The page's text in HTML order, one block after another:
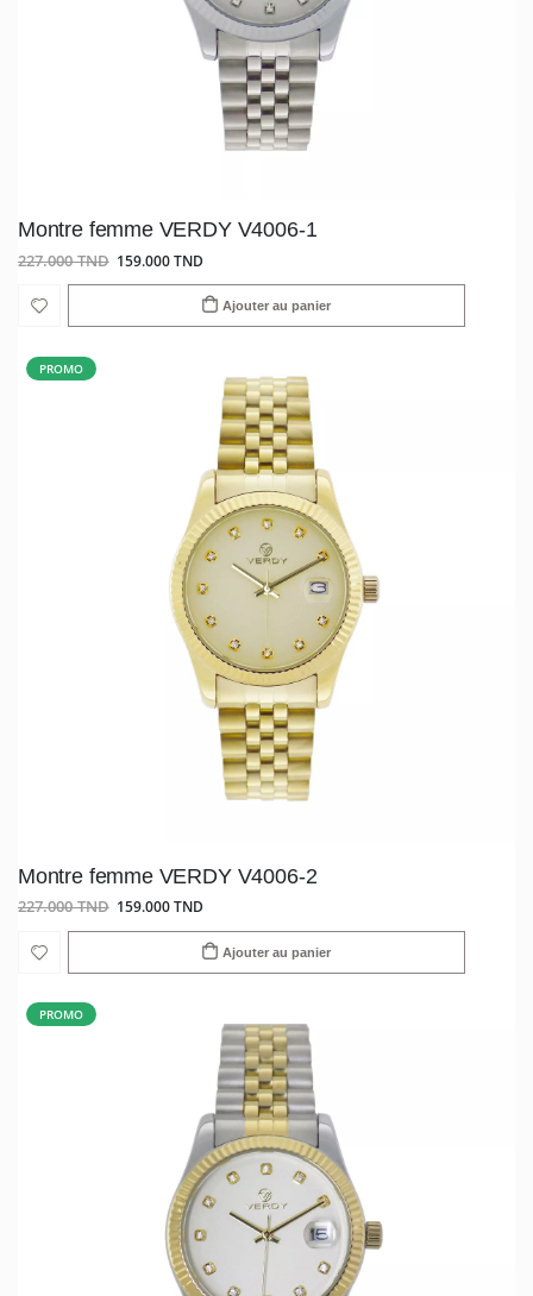
Montre femme VERDY V4006-1
227.000 TND 159.000 TND
Ajouter au panier
PROMO
Montre femme VERDY V4006-2
227.000 TND 159.000 TND
Ajouter au panier
PROMO